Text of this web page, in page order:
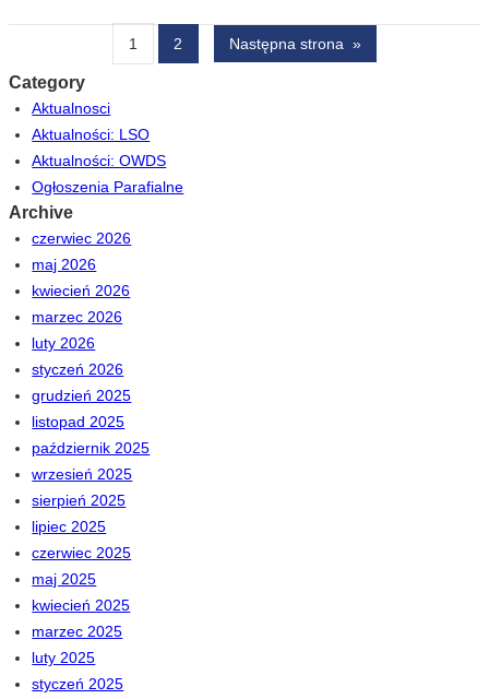
1 2 Następna strona »
Category
Aktualnosci
Aktualności: LSO
Aktualności: OWDS
Ogłoszenia Parafialne
Archive
czerwiec 2026
maj 2026
kwiecień 2026
marzec 2026
luty 2026
styczeń 2026
grudzień 2025
listopad 2025
październik 2025
wrzesień 2025
sierpień 2025
lipiec 2025
czerwiec 2025
maj 2025
kwiecień 2025
marzec 2025
luty 2025
styczeń 2025